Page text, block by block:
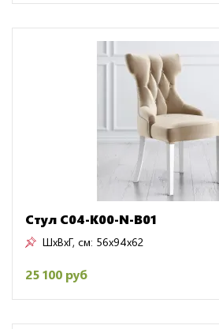
Стул C04-K00-N-B01
ШxВxГ, см: 56x94x62
25 100 руб